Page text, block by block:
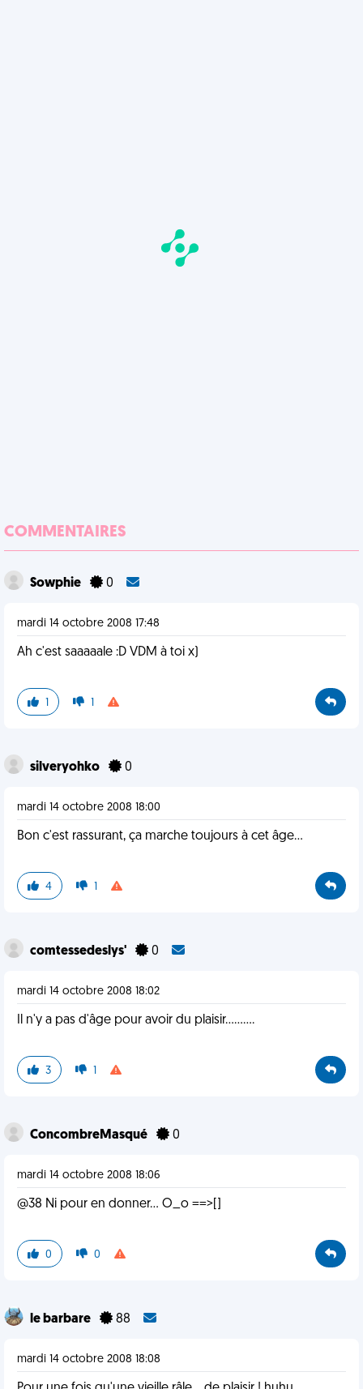
COMMENTAIRES
Sowphie 0
mardi 14 octobre 2008 17:48
Ah c'est saaaaale :D VDM à toi x)
1 1
silveryohko 0
mardi 14 octobre 2008 18:00
Bon c'est rassurant, ça marche toujours à cet âge...
4 1
comtessedeslys' 0
mardi 14 octobre 2008 18:02
Il n'y a pas d'âge pour avoir du plaisir..........
3 1
ConcombreMasqué 0
mardi 14 octobre 2008 18:06
@38 Ni pour en donner... O_o ==>[]
0 0
le barbare 88
mardi 14 octobre 2008 18:08